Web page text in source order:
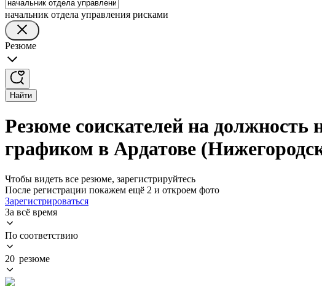
начальник отдела управления рисками
Резюме
Найти
Резюме соискателей на
графиком в Ардатове
Чтобы видеть все резюме, зарегистрируйтесь
После регистрации покажем ещё 2 и откроем фото
Зарегистрироваться
За всё время
По соответствию
20 резюме